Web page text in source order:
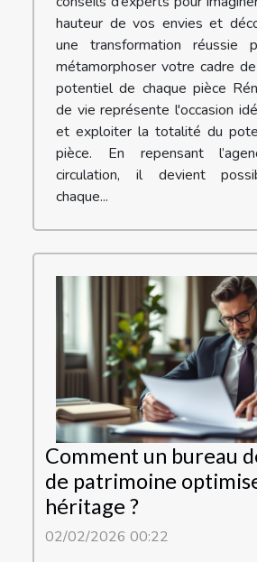
hauteur de vos envies et
une transformation réussie
métamorphoser votre cadre
potentiel de chaque pièce
de vie représente l'occasion
et exploiter la totalité du
pièce. En repensant
circulation, il devient
chaque...
Comment un bureau
de patrimoine
héritage ?
02/02/2026 00:22